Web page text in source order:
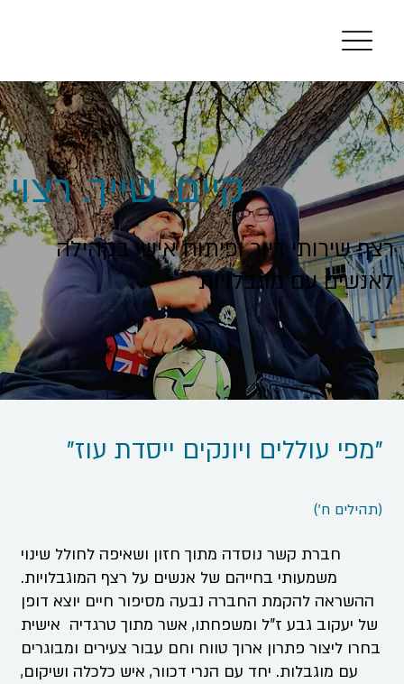
קיים. שייך. רצוי
רצף שירותי דיור ופיתוח אישי בקהילה
לאנשים עם מוגבלויות
"מפי עוללים ויונקים ייסדת עוז"
(תהילים ח')
חברת קשר נוסדה מתוך חזון ושאיפה לחולל שינוי
משמעותי בחייהם של אנשים על רצף המוגבלויות.
ההשראה להקמת החברה נבעה מסיפור חיים יוצא דופן
של יעקוב גבע ז”ל ומשפחתו, אשר מתוך טרגדיה אישית
בחרו ליצור פתרון ארוך טווח וחם עבור צעירים ומבוגרים
עם מוגבלות. יחד עם הנרי דכוור, איש כלכלה ושיקום,